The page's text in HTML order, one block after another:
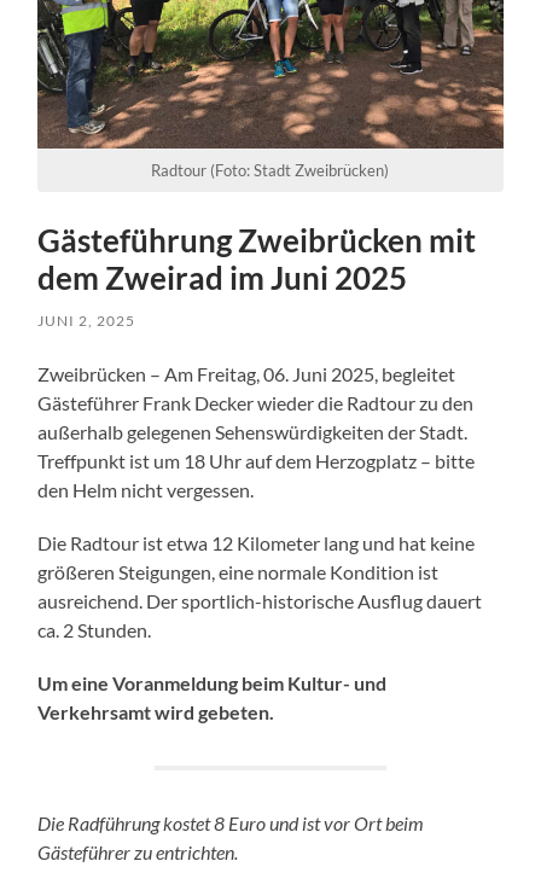
Radtour (Foto: Stadt Zweibrücken)
Gästeführung Zweibrücken mit
dem Zweirad im Juni 2025
JUNI 2, 2025
Zweibrücken – Am Freitag, 06. Juni 2025, begleitet
Gästeführer Frank Decker wieder die Radtour zu den
außerhalb gelegenen Sehenswürdigkeiten der Stadt.
Treffpunkt ist um 18 Uhr auf dem Herzogplatz – bitte
den Helm nicht vergessen.
Die Radtour ist etwa 12 Kilometer lang und hat keine
größeren Steigungen, eine normale Kondition ist
ausreichend. Der sportlich-historische Ausflug dauert
ca. 2 Stunden.
Um eine Voranmeldung beim Kultur- und
Verkehrsamt wird gebeten.
Die Radführung kostet 8 Euro und ist vor Ort beim
Gästeführer zu entrichten.